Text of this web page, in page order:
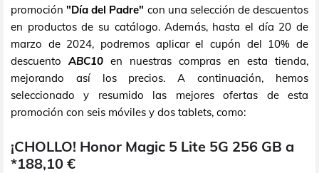
promoción"Día del Padre" con una selección de descuentos
en productos de su catálogo. Además, hasta el día 20 de
marzo de 2024, podremos aplicar el cupón del 10% de
descuento ABC10 en nuestras compras en esta tienda,
mejorando así los precios. A continuación, hemos
seleccionado y resumido las mejores ofertas de esta
promoción con seis móviles y dos tablets, como:
¡CHOLLO! Honor Magic 5 Lite 5G 256 GB a
*188,10 €